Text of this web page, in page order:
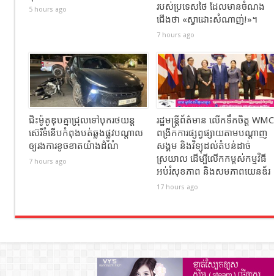
5 hours ago
របស់ប្រទេសថៃ ដែលមានចំណង
ជើង​ថា «ស្វាដោះសំណាញ់!»។
7 hours ago
ជិះម៉ូតូឌុបគ្នាជ្រុលទៅបុករថយន្ត
ស៊េរីទំនើបកំពុងបត់ឆ្លងផ្លូវបណ្តាល
ឲ្យរងការខូចខាតយ៉ាងដំណំ
7 hours ago
រដ្ឋមន្ត្រីព័ត៌មាន លើកទឹកចិត្ត WMC
ពង្រីកការផ្សព្វផ្សាយតាមបណ្តាញ
សង្គម និងវិទ្យុដល់តំបន់ដាច់
ស្រយាល ដើម្បីលើកកម្ពស់កម្មវិធី
អប់រំសុខភាព និងសមភាពយេនឌ័រ
17 hours ago